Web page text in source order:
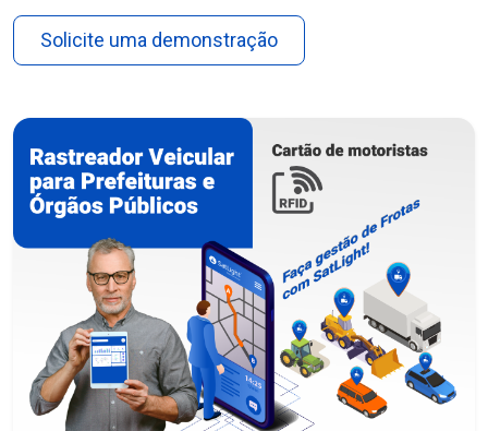
Solicite uma demonstração